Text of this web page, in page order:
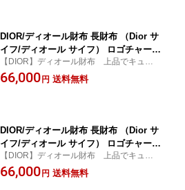
DIOR/ディオール財布 長財布 （Dior サ
イフ/ディオール サイフ） ロゴチャーム
付き カナージュ パテントレザーファス
ナー長財布 S0047PVDM 300U 【Christi
【DIOR】ディオール財布 上品でキュート
な長財布♪★新作人気モデル★ 【Dior サイ
フ/ディオール サイフ】
66,000 円 送料無料
DIOR/ディオール財布 長財布 （Dior サ
イフ/ディオール サイフ） ロゴチャーム
付き カナージュ パテントレザーファス
ナー長財布 S0047PVDM 749U 【Christi
【DIOR】ディオール財布 上品でキュート
な長財布♪★新作人気モデル★ 【Dior サイ
フ/ディオール サイフ】
66,000 円 送料無料